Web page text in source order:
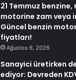
21 Temmuz
motorine zam veya
Güncel benzin
fiyatları!
Ağustos 6, 2026
Sanayici üretirken
ediyor: Devreden